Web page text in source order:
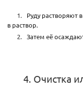
Руду растворяют
в раствор.
Затем её
4. Очистка